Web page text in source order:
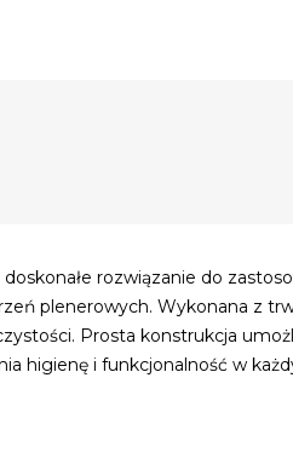
rozwiązanie do
plenerowych. Wykonana z
Prosta konstrukcja
higienę i funkcjonalność w